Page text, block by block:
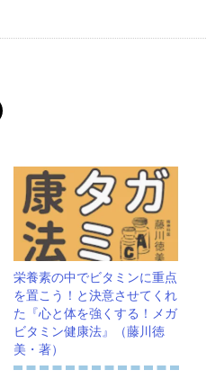
栄養素の中でビタミンに重点
を置こう！と決意させてくれ
た『心と体を強くする！メガ
ビタミン健康法』（藤川徳
美・著）